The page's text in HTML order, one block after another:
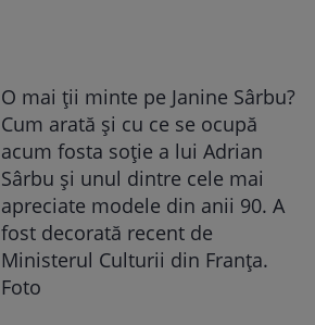
O mai ții minte pe Janine Sârbu?
Cum arată și cu ce se ocupă
acum fosta soție a lui Adrian
Sârbu și unul dintre cele mai
apreciate modele din anii 90. A
fost decorată recent de
Ministerul Culturii din Franța.
Foto